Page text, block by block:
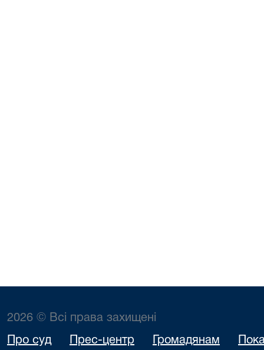
2026 © Всі права захищені
Про суд Прес-центр Громадянам